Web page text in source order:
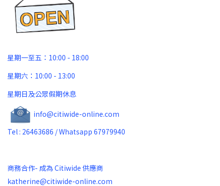
星期一至五：10:00 - 18:00
星期六：10:00 - 13:00
星期日及公眾假期休息
info@citiwide-online.com
Tel : 26463686 / Whatsapp 67979940
商務合作- 成為 Citiwide 供應商
katherine@citiwide-online.com